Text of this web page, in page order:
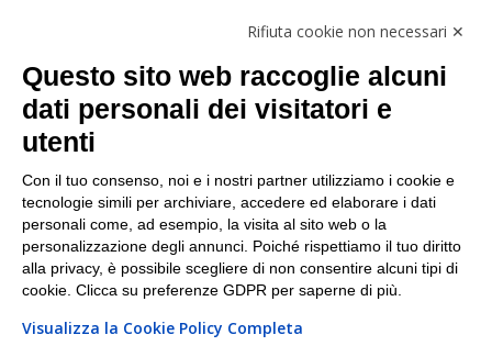
Facebook
Linkedin
I nostri punti di ritiro e spedizione pacchi nelle
maggiori città italiane
Torino|Milano|Roma|Bologna|Firenze| Genova
Napoli|Varese
Rifiuta cookie non necessari ✕
Questo sito web raccoglie alcuni
dati personali dei visitatori e
utenti
Con il tuo consenso, noi e i nostri partner utilizziamo i cookie e
tecnologie simili per archiviare, accedere ed elaborare i dati
personali come, ad esempio, la visita al sito web o la
personalizzazione degli annunci. Poiché rispettiamo il tuo diritto
alla privacy, è possibile scegliere di non consentire alcuni tipi di
cookie. Clicca su preferenze GDPR per saperne di più.
Visualizza la Cookie Policy Completa